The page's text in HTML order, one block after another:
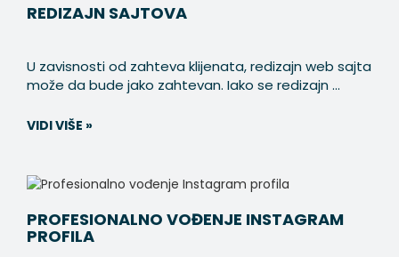
REDIZAJN SAJTOVA
U zavisnosti od zahteva klijenata, redizajn web sajta
može da bude jako zahtevan. Iako se redizajn ...
VIDI VIŠE »
PROFESIONALNO VOĐENJE INSTAGRAM
PROFILA